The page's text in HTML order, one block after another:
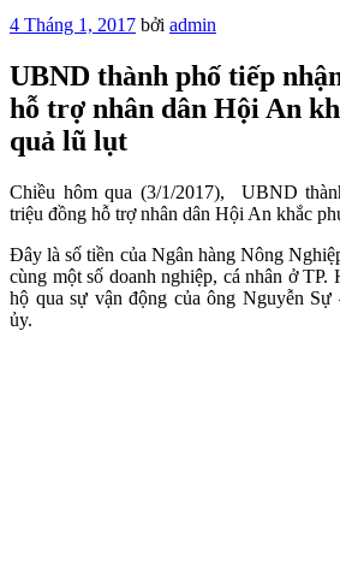
Đăng
4 Tháng 1, 2017 bởi admin
UBND thành phố tiếp
hỗ trợ nhân dân Hội An
quả lũ lụt
Chiều hôm qua (3/1/2017), UBND
triệu đồng hỗ trợ nhân dân Hội An khắc
Đây là số tiền của Ngân hàng Nông
cùng một số doanh nghiệp, cá nhân ở
hộ qua sự vận động của ông Nguyễn
ủy.